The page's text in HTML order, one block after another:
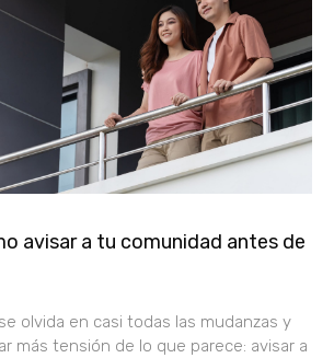
avisar a tu comunidad antes de
olvida en casi todas las mudanzas y
más tensión de lo que parece: avisar a